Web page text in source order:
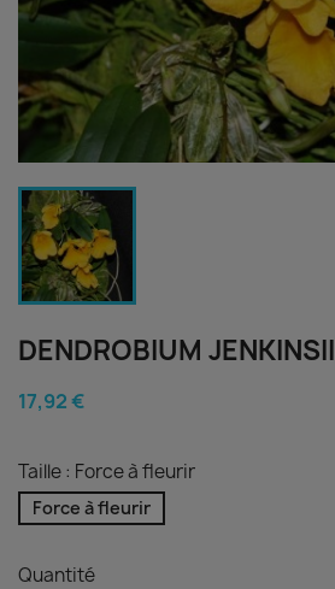
DENDROBIUM JENKINSII
17,92 €
Taille : Force à fleurir
Force à fleurir
Quantité